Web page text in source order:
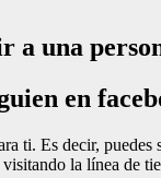
a una
en
ti. Es decir,
la línea de